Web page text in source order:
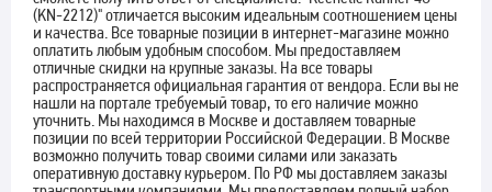
(KN-2212)" отличается высоким идеальным соотношением цены
и качества. Все товарные позиции в интернет-магазине можно
оплатить любым удобным способом. Мы предоставляем
отличные скидки на крупные заказы. На все товары
распространяется официальная гарантия от вендора. Если вы не
нашли на портале требуемый товар, то его наличие можно
уточнить. Мы находимся в Москве и доставляем товарные
позиции по всей территории Российской Федерации. В Москве
возможно получить товар своими силами или заказать
оперативную доставку курьером. По РФ мы доставляем заказы